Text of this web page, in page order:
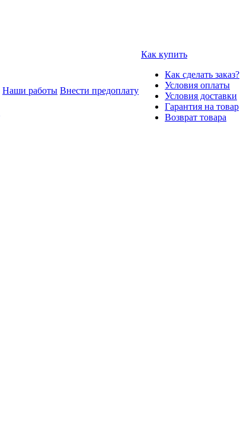
Наши работы Внести предоплату
Как купить
Как сделать заказ?
Условия оплаты
Условия доставки
Гарантия на товар
Возврат товара